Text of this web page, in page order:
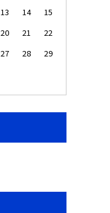
13 14
15
20 21
22
27 28
29